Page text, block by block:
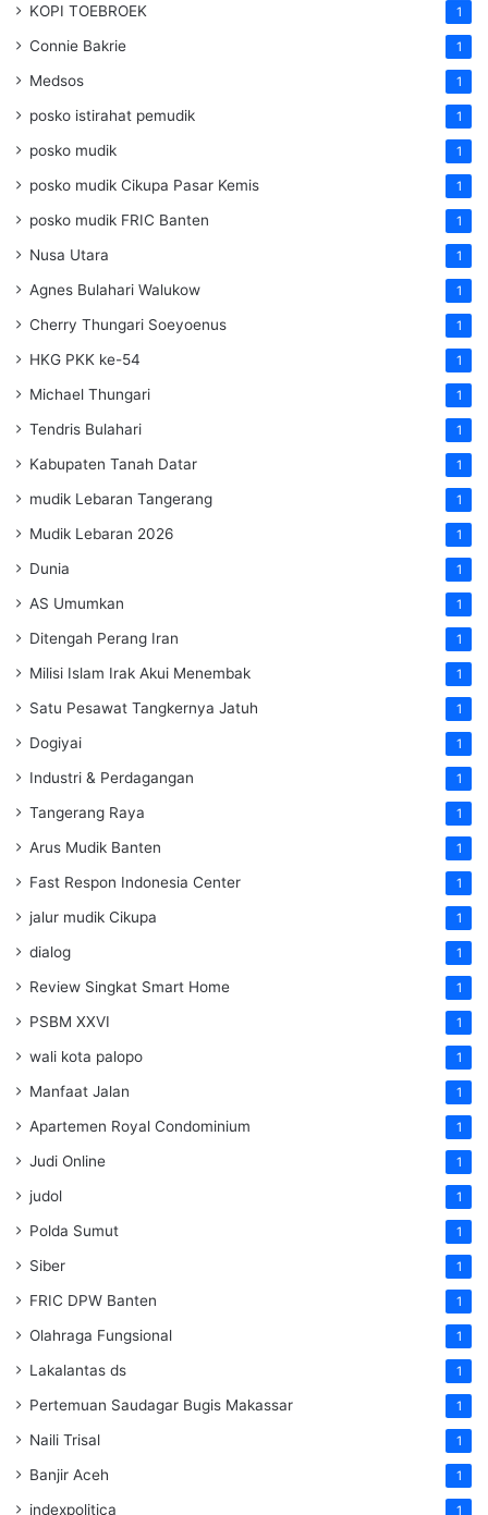
KOPI TOEBROEK 1
Connie Bakrie 1
Medsos 1
posko istirahat pemudik 1
posko mudik 1
posko mudik Cikupa Pasar Kemis 1
posko mudik FRIC Banten 1
Nusa Utara 1
Agnes Bulahari Walukow 1
Cherry Thungari Soeyoenus 1
HKG PKK ke-54 1
Michael Thungari 1
Tendris Bulahari 1
Kabupaten Tanah Datar 1
mudik Lebaran Tangerang 1
Mudik Lebaran 2026 1
Dunia 1
AS Umumkan 1
Ditengah Perang Iran 1
Milisi Islam Irak Akui Menembak 1
Satu Pesawat Tangkernya Jatuh 1
Dogiyai 1
Industri & Perdagangan 1
Tangerang Raya 1
Arus Mudik Banten 1
Fast Respon Indonesia Center 1
jalur mudik Cikupa 1
dialog 1
Review Singkat Smart Home 1
PSBM XXVI 1
wali kota palopo 1
Manfaat Jalan 1
Apartemen Royal Condominium 1
Judi Online 1
judol 1
Polda Sumut 1
Siber 1
FRIC DPW Banten 1
Olahraga Fungsional 1
Lakalantas ds 1
Pertemuan Saudagar Bugis Makassar 1
Naili Trisal 1
Banjir Aceh 1
indexpolitica 1